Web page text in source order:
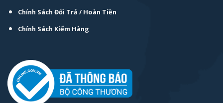
Chính Sách Đổi Trả / Hoàn Tiền
Chính Sách Kiểm Hàng